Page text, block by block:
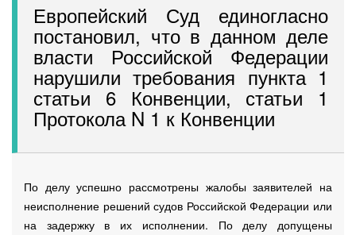
Европейский Суд единогласно
постановил, что в данном деле
власти Российской Федерации
нарушили требования пункта 1
статьи 6 Конвенции, статьи 1
Протокола N 1 к Конвенции
По делу успешно рассмотрены жалобы заявителей на
неисполнение решений судов Российской Федерации или
на задержку в их исполнении. По делу допущены